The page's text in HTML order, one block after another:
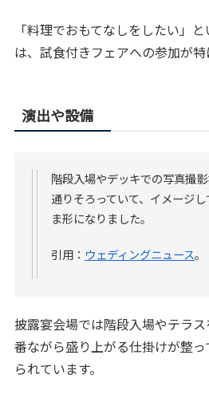
「料理でおもてなしをしたい」
は、試食付きフェアへの参加が特
演出や設備
階段入場やデッキでの写真撮
通りそろっていて、イメージ
ま形になりました。
引用： ウェディングニュース。
披露宴会場では階段入場やテラ
番ながら盛り上がる仕掛けが整
られています。